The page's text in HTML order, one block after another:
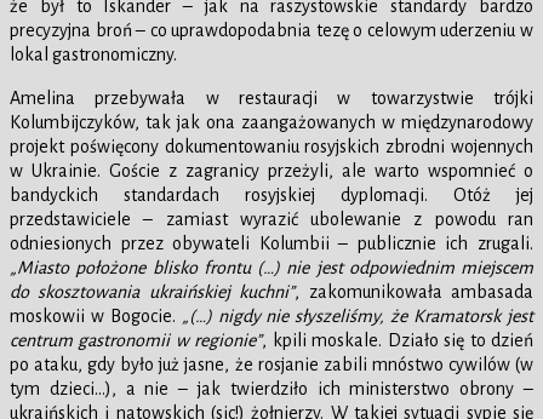
że był to Iskander – jak na raszystowskie standardy bardzo
precyzyjna broń – co uprawdopodabnia tezę o celowym uderzeniu w
lokal gastronomiczny.
Amelina przebywała w restauracji w towarzystwie trójki
Kolumbijczyków, tak jak ona zaangażowanych w międzynarodowy
projekt poświęcony dokumentowaniu rosyjskich zbrodni wojennych
w Ukrainie. Goście z zagranicy przeżyli, ale warto wspomnieć o
bandyckich standardach rosyjskiej dyplomacji. Otóż jej
przedstawiciele – zamiast wyrazić ubolewanie z powodu ran
odniesionych przez obywateli Kolumbii – publicznie ich zrugali.
„Miasto położone blisko frontu (…) nie jest odpowiednim miejscem
do skosztowania ukraińskiej kuchni”, zakomunikowała ambasada
moskowii w Bogocie. „(…) nigdy nie słyszeliśmy, że Kramatorsk jest
centrum gastronomii w regionie”, kpili moskale. Działo się to dzień
po ataku, gdy było już jasne, że rosjanie zabili mnóstwo cywilów (w
tym dzieci…), a nie – jak twierdziło ich ministerstwo obrony –
ukraińskich i natowskich (sic!) żołnierzy. W takiej sytuacji sypie się